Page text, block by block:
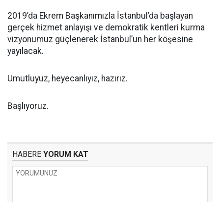
2019’da Ekrem Başkanımızla İstanbul’da başlayan
gerçek hizmet anlayışı ve demokratik kentleri kurma
vizyonumuz güçlenerek İstanbul’un her köşesine
yayılacak.
Umutluyuz, heyecanlıyız, hazırız.
Başlıyoruz.
HABERE YORUM KAT